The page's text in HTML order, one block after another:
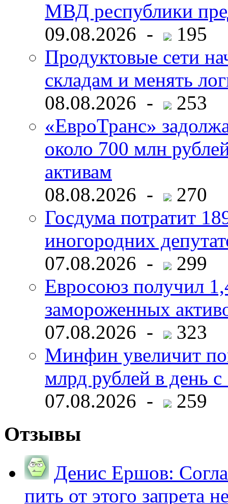
МВД республики
09.08.2026 -
195
Продуктовые сети
складам и менять
08.08.2026 -
253
«ЕвроТранс»
около 700 млн
активам
08.08.2026 -
270
Госдума потратит
иногородних
07.08.2026 -
299
Евросоюз получил
замороженных
07.08.2026 -
323
Минфин увеличит
млрд рублей в день с
07.08.2026 -
259
Отзывы
Денис Ершов:
пить от этого запрета